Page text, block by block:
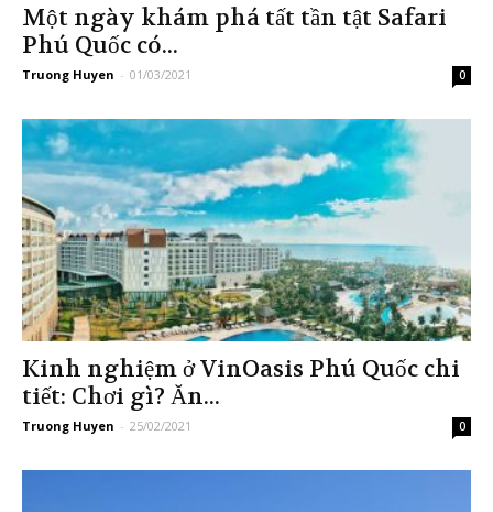
Một ngày khám phá tất tần tật Safari
Phú Quốc có...
Truong Huyen - 01/03/2021 0
Kinh nghiệm ở VinOasis Phú Quốc chi
tiết: Chơi gì? Ăn...
Truong Huyen - 25/02/2021 0